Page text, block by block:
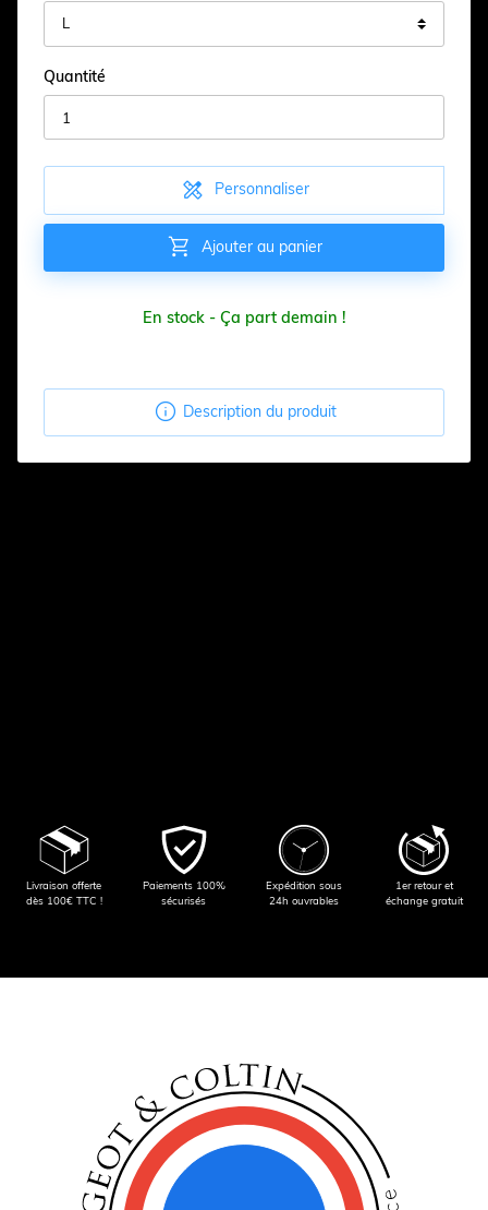
Quantité
 Personnaliser
 Ajouter au panier
En stock - Ça part demain !
 Description du produit
Livraison offerte
dès 100€ TTC !
Paiements 100%
sécurisés
Expédition sous
24h ouvrables
1er retour et
échange gratuit